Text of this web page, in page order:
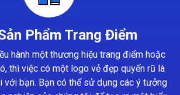
Phẩm Trang Điểm
hành một thương hiệu trang điểm hoặc
thì việc có một logo vẻ đẹp quyến rũ là
với bạn. Bạn có thể sử dụng các ý tưởng